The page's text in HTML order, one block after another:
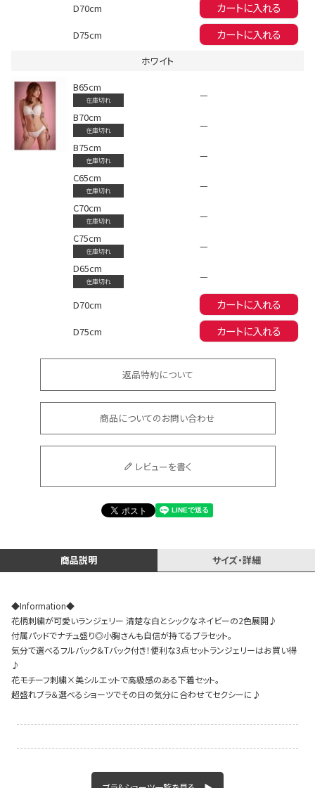
DANCE MOVIE
Instagram LIVE items
D70cm カートに入れる
D75cm カートに入れる
ホワイト
B65cm
在庫切れ
—
B70cm
在庫切れ
—
B75cm
在庫切れ
—
C65cm
在庫切れ
—
C70cm
在庫切れ
—
C75cm
在庫切れ
—
D65cm
在庫切れ —
D70cm カートに入れる
D75cm カートに入れる
返品特約について
商品についてのお問い合わせ
レビューを書く
商品説明 サイズ・詳細
◆Information◆
花柄刺繍が可愛いランジェリー 清楚な白とシックなネイビーの2色展開♪
付属パッドでナチュ盛り◎小胸さんも自信が持てるブラセット。
気分で選べるフルバック＆Tバック付き！便利な3点セットランジェリーはお買い得
♪
花モチーフ刺繍×美シルエットで高級感のある下着セット。
超盛れブラ＆選べるショーツでその日の気分に合わせてセクシーに♪